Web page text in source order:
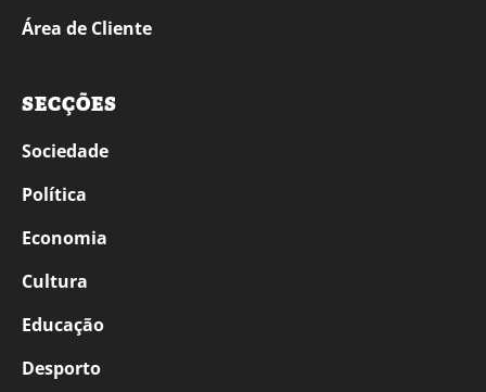
Área de Cliente
SECÇÕES
Sociedade
Política
Economia
Cultura
Educação
Desporto